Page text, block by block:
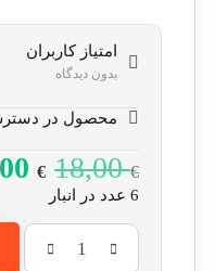
امتیاز کاربران
بدون دیدگاه
محصول در
18,00€
€
6 عدد در انبار